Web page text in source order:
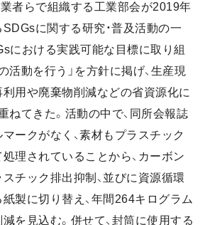
者らで組織する工業部会が2019年
に関する研究・普及活動の一
における実践可能な目標に取り組
活動を行う」を方針に掲げ、生産現
用や廃棄物削減などの省資源化に
ねてきた。活動の中で、同所会報誌
ークがなく、素材もプラスチック
理されていることから、カーボン
チック排出抑制、並びに資源循環
製に切り替え、年間264キログラム
を見込む。併せて、封筒に使用する